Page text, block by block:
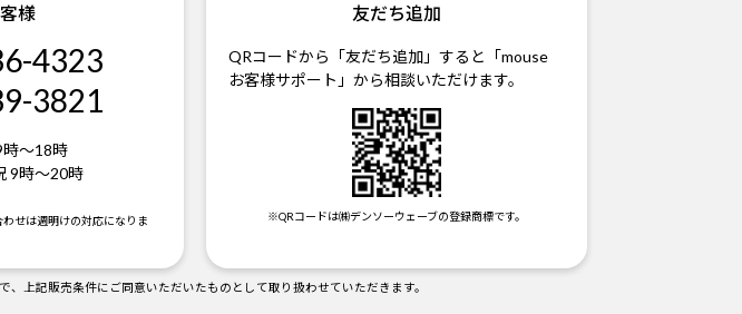
様
4323
3821
～18時
9時～20時
せは週明けの対応になりま
友だち追加
QRコードから「友だち追加」すると「mouse
お客様サポート」から相談いただけます。
※QRコードは㈱デンソーウェーブの登録商標です。
上記販売条件にご同意いただいたものとして取り扱わせていただきます。